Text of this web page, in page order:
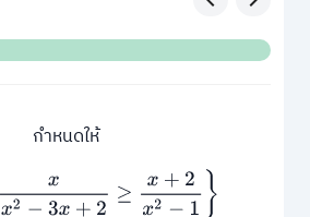
กำหนดให้
3x 2x −1 }